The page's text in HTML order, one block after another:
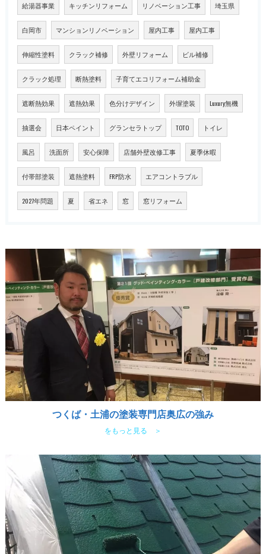
給湯器事業 キッチンリフォーム リノベーション工事 埼玉県
白岡市 マンションリノベーション 屋内工事 屋内工事
伸縮性塗料 クラック補修 外壁リフォーム ビル補修
クラック処理 断熱塗料 子育てエコリフォーム補助金
遮断熱効果 遮熱効果 色分けデザイン 外塀塗装 Luxury無機
抽選会 日本ペイント グランセラトップ TOTO トイレ
風呂 洗面所 安心保障 店舗外壁改修工事 夏季休暇
付帯部塗装 遮熱塗料 FRP防水 エアコントラブル
2027年問題 夏 省エネ 窓 窓リフォーム
つくば・土浦の塗装専門店奥広の強み
をもっと見る ＞